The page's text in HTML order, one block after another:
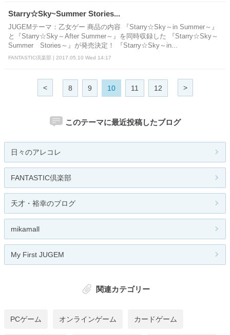
Starry☆Sky~Summer Stories...
JUGEMテーマ：乙女ゲー 商品の内容 『Starry☆Sky～in Summer～』
と『Starry☆Sky～After Summer～』を同時収録した 『Starry☆Sky～
Summer Stories～』が発売決定！ 『Starry☆Sky～in...
FANTASTIC倶楽部 | 2017.05.10 Wed 14:17
< 8 9 10 11 12 >
このテーマに最近投稿したブログ
日々のアレコレ
FANTASTIC倶楽部
天才・裕幸のブログ
mikamall
My First JUGEM
関連カテゴリー
PCゲーム オンラインゲーム カードゲーム